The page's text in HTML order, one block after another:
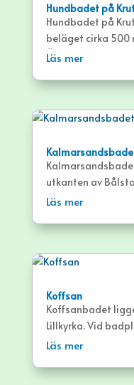
Hundbadet på
Hundbadet på
beläget cirka 500
Östhammar, på
Läs mer
utkanten av
Badet bjuder på
Läs mer
Koffsan
Koffsanbadet
Lillkyrka. Vid
både sol och
Läs mer